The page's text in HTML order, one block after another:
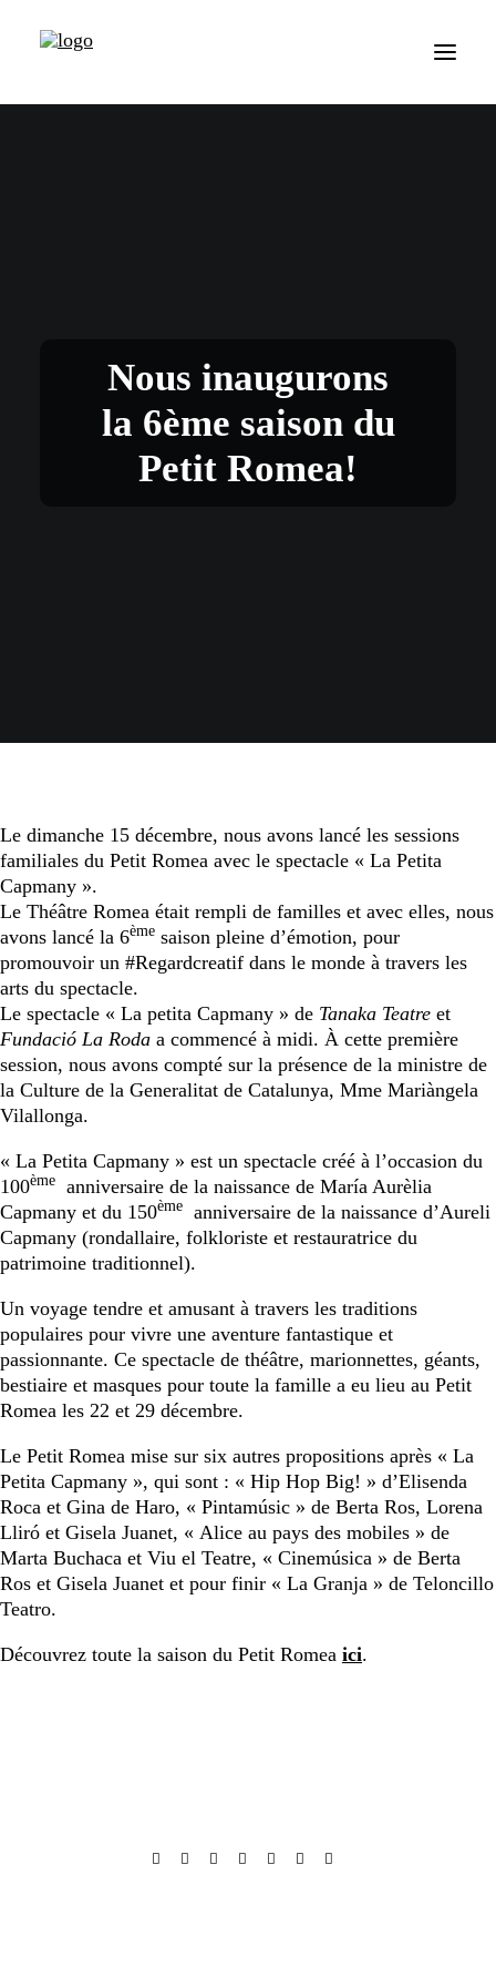
Nous inaugurons
la 6ème saison du
Petit Romea!
Le dimanche 15 décembre, nous avons lancé les sessions
familiales du Petit Romea avec le spectacle « La Petita
Capmany ».
Le Théâtre Romea était rempli de familles et avec elles, nous
avons lancé la 6ème saison pleine d’émotion, pour
promouvoir un #Regardcreatif dans le monde à travers les
arts du spectacle.
Le spectacle « La petita Capmany » de Tanaka Teatre et
Fundació La Roda a commencé à midi. À cette première
session, nous avons compté sur la présence de la ministre de
la Culture de la Generalitat de Catalunya, Mme Mariàngela
Vilallonga.
« La Petita Capmany » est un spectacle créé à l’occasion du
100ème
anniversaire de la naissance de María Aurèlia
Capmany et du 150ème
anniversaire de la naissance d’Aureli
Capmany (rondallaire, folkloriste et restauratrice du
patrimoine traditionnel).
Un voyage tendre et amusant à travers les traditions
populaires pour vivre une aventure fantastique et
passionnante. Ce spectacle de théâtre, marionnettes, géants,
bestiaire et masques pour toute la famille a eu lieu au Petit
Romea les 22 et 29 décembre.
Le Petit Romea mise sur six autres propositions après « La
Petita Capmany », qui sont : « Hip Hop Big! » d’Elisenda
Roca et Gina de Haro, « Pintamúsic » de Berta Ros, Lorena
Lliró et Gisela Juanet, « Alice au pays des mobiles » de
Marta Buchaca et Viu el Teatre, « Cinemúsica » de Berta
Ros et Gisela Juanet et pour finir « La Granja » de Teloncillo
Teatro.
Découvrez toute la saison du Petit Romea ici.